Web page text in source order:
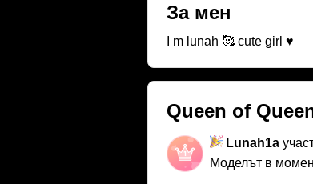
За мен
I m lunah 🥰 cute girl ♥️
Queen of
Lunah1a
Моделът в